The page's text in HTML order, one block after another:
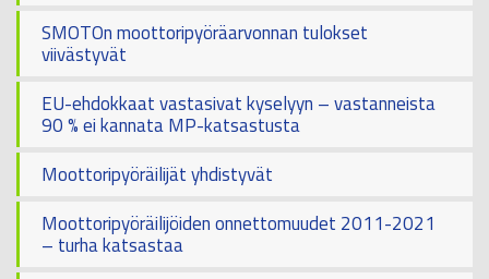
SMOTOn moottoripyöräarvonnan tulokset
viivästyvät
EU-ehdokkaat vastasivat kyselyyn – vastanneista
90 % ei kannata MP-katsastusta
Moottoripyöräilijät yhdistyvät
Moottoripyöräilijöiden onnettomuudet 2011-2021
– turha katsastaa